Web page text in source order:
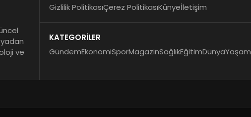
ve
Gizlilik PolitikasıÇerez PolitikasıKünyeİletişim
KATEGORİLER
GündemEkonomiSporMagazinSağlıkEğitimDünyaYaşam